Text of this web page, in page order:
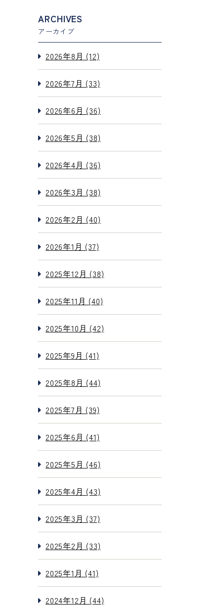
ARCHIVES
アーカイブ
2026年8月 (12)
2026年7月 (33)
2026年6月 (36)
2026年5月 (38)
2026年4月 (36)
2026年3月 (38)
2026年2月 (40)
2026年1月 (37)
2025年12月 (38)
2025年11月 (40)
2025年10月 (42)
2025年9月 (41)
2025年8月 (44)
2025年7月 (39)
2025年6月 (41)
2025年5月 (46)
2025年4月 (43)
2025年3月 (37)
2025年2月 (33)
2025年1月 (41)
2024年12月 (44)